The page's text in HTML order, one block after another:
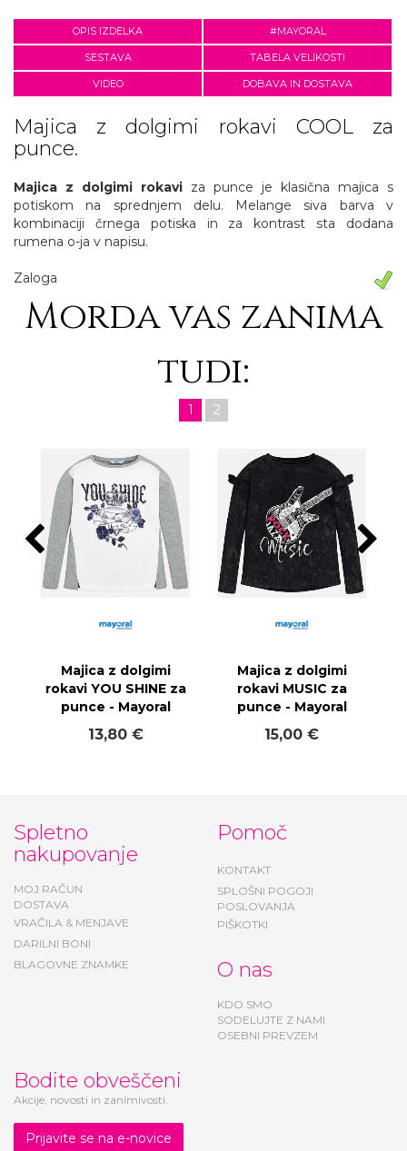
OPIS IZDELKA #MAYORAL
SESTAVA TABELA VELIKOSTI
VIDEO DOBAVA IN DOSTAVA
Majica z dolgimi rokavi COOL za
punce.
Majica z dolgimi rokavi za punce je klasična majica s
potiskom na sprednjem delu. Melange siva barva v
kombinaciji črnega potiska in za kontrast sta dodana
rumena o-ja v napisu.
Zaloga
Morda vas zanima
tudi:
1 2
Majica z dolgimi
rokavi YOU SHINE za
punce - Mayoral
13,80 €
Majica z dolgimi
rokavi MUSIC za
punce - Mayoral
15,00 €
Spletno
nakupovanje
MOJ RAČUN
DOSTAVA
VRAČILA & MENJAVE
DARILNI BONI
BLAGOVNE ZNAMKE
Pomoč
KONTAKT
SPLOŠNI POGOJI
POSLOVANJA
PIŠKOTKI
O nas
KDO SMO
SODELUJTE Z NAMI
OSEBNI PREVZEM
Bodite obveščeni
Akcije, novosti in zanimivosti.
Prijavite se na e-novice